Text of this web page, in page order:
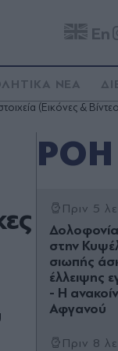
En
ΝΕΑ
(Εικόνες &
ΡΟΗ
Πριν 5
στην
σιωπής
έλλειψης
- Η
Αφγανού
Πριν 8